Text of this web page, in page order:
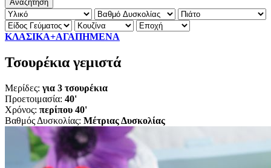
ΚΛΑΣΙΚΑ+ΑΓΑΠΗΜΕΝΑ
Τσουρέκια γεμιστά
Μερίδες: για 3 τσουρέκια
Προετοιμασία: 40'
Χρόνος: περίπου 40'
Βαθμός Δυσκολίας: Μέτριας Δυσκολίας